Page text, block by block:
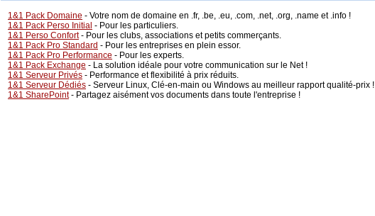
1&1 Pack Domaine - Votre nom de domaine en .fr, .be, .eu, .com, .net, .org, .name et .info !
1&1 Pack Perso Initial - Pour les particuliers.
1&1 Perso Confort- Pour les clubs, associations et petits commerçants.
1&1 Pack Pro Standard - Pour les entreprises en plein essor.
1&1 Pack Pro Performance - Pour les experts.
1&1 Pack Exchange - La solution idéale pour votre communication sur le Net !
1&1 Serveur Privés - Performance et flexibilité à prix réduits.
1&1 Serveur Dédiés - Serveur Linux, Clé-en-main ou Windows au meilleur rapport qualité-prix !
1&1 SharePoint- Partagez aisément vos documents dans toute l'entreprise !